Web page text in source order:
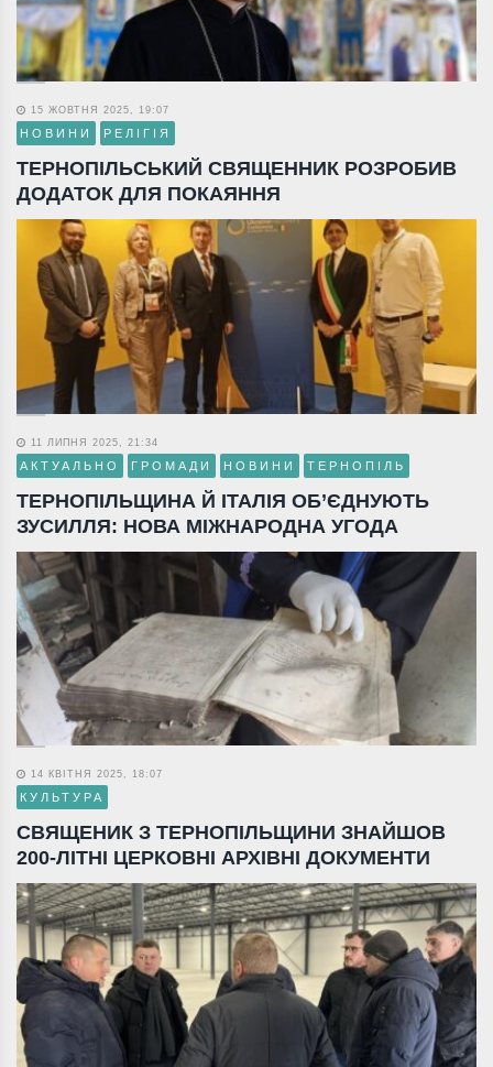
15 ЖОВТНЯ 2025, 19:07
НОВИНИ РЕЛІГІЯ
ТЕРНОПІЛЬСЬКИЙ СВЯЩЕННИК РОЗРОБИВ
ДОДАТОК ДЛЯ ПОКАЯННЯ
11 ЛИПНЯ 2025, 21:34
АКТУАЛЬНО ГРОМАДИ НОВИНИ ТЕРНОПІЛЬ
ТЕРНОПІЛЬЩИНА Й ІТАЛІЯ ОБ’ЄДНУЮТЬ
ЗУСИЛЛЯ: НОВА МІЖНАРОДНА УГОДА
14 КВІТНЯ 2025, 18:07
КУЛЬТУРА
СВЯЩЕНИК З ТЕРНОПІЛЬЩИНИ ЗНАЙШОВ
200-ЛІТНІ ЦЕРКОВНІ АРХІВНІ ДОКУМЕНТИ